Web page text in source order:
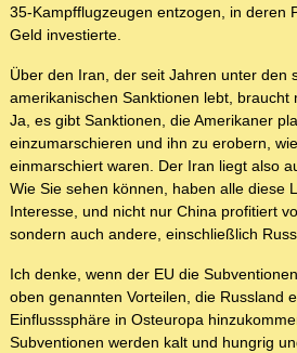
35-Kampfflugzeugen entzogen, in deren
Geld investierte.
Über den Iran, der seit Jahren unter den
amerikanischen Sanktionen lebt, braucht
Ja, es gibt Sanktionen, die Amerikaner
einzumarschieren und ihn zu erobern,
einmarschiert waren. Der Iran liegt also
Wie Sie sehen können, haben alle diese
Interesse, und nicht nur China profitiert
sondern auch andere, einschließlich
Ich denke, wenn der EU die
oben genannten Vorteilen, die Russland
Einflusssphäre in Osteuropa
Subventionen werden kalt und hungrig